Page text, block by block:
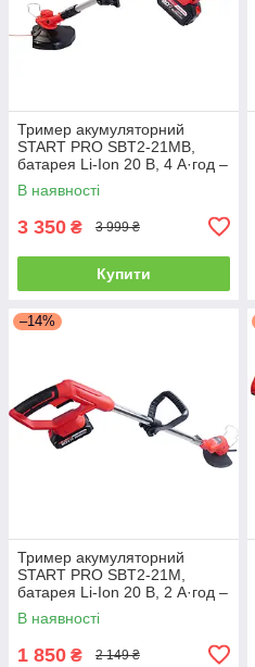
Тример акумуляторний
START PRO SBT2-21MB,
батарея Li-Ion 20 В, 4 А·год –
2 шт.
В наявності
3 350 ₴ 3 999 ₴
Купити
–14%
Тример акумуляторний
START PRO SBT2-21M,
батарея Li-Ion 20 В, 2 А·год –
2 шт.
В наявності
1 850 ₴ 2 149 ₴